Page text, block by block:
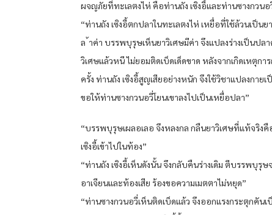
ผจญภัยที่ทะเลตงไห่ คือท่านถัง เซิงอี้และท่านซางกวนอ
“ท่านถัง เซิงอี้ตกปลาในทะเลตงไห่ เหยื่อที่ใช้ล้วนเป็นย
ล ้าค่า บรรพบุรุษเห็นยาวิเศษมีค่า จึงแปลงร่างเป็นปล
วิเศษแล้วหนี ไม่ยอมติดเบ็ดเด็ดขาด หลังจากเกิดเหตุกา
ครั้ง ท่านถัง เซิงอี้สูญเสียอย่างหนัก จึงใช้วิชาแปลงกายเ
ขอให้ท่านซางกวนอวี่โยนเขาลงไปเป็นเหยื่อปลา”
“บรรพบุรุษเผลอเลอ จึงหลงกล กลืนยาวิเศษที่แท้จริงคื
เซิงอี้เข้าไปในท้อง”
“ท่านถัง เซิงอี้เห็นดังนั้น จึงกลับคืนร่างเดิม ตีบรรพบุรุษ
อาเจียนและท้องเสีย ร้องขอความเมตตาไม่หยุด”
“ท่านซางกวนอวี่เห็นติดเบ็ดแล้ว จึงออกแรงกระตุกคันเ